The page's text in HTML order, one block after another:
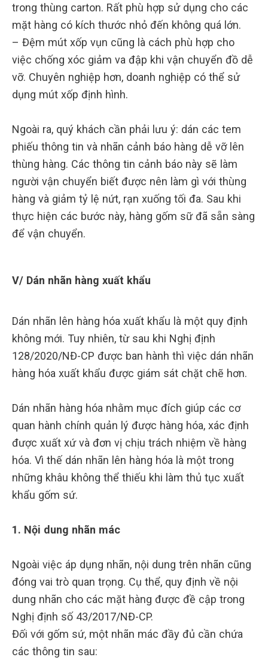
trong thùng carton. Rất phù hợp sử dụng cho các
mặt hàng có kích thước nhỏ đến không quá lớn.
– Đệm mút xốp vụn cũng là cách phù hợp cho
việc chống xóc giảm va đập khi vận chuyển đồ dễ
vỡ. Chuyên nghiệp hơn, doanh nghiệp có thể sử
dụng mút xốp định hình.
Ngoài ra, quý khách cần phải lưu ý: dán các tem
phiếu thông tin và nhãn cảnh báo hàng dễ vỡ lên
thùng hàng. Các thông tin cảnh báo này sẽ làm
người vận chuyển biết được nên làm gì với thùng
hàng và giảm tỷ lệ nứt, rạn xuống tối đa. Sau khi
thực hiện các bước này, hàng gốm sữ đã sẵn sàng
để vận chuyển.
V/ Dán nhãn hàng xuất khẩu
Dán nhãn lên hàng hóa xuất khẩu là một quy định
không mới. Tuy nhiên, từ sau khi Nghị định
128/2020/NĐ-CP được ban hành thì việc dán nhãn
hàng hóa xuất khẩu được giám sát chặt chẽ hơn.
Dán nhãn hàng hóa nhằm mục đích giúp các cơ
quan hành chính quản lý được hàng hóa, xác định
được xuất xứ và đơn vị chịu trách nhiệm về hàng
hóa. Vì thế dán nhãn lên hàng hóa là một trong
những khâu không thể thiếu khi làm thủ tục xuất
khẩu gốm sứ.
1. Nội dung nhãn mác
Ngoài việc áp dụng nhãn, nội dung trên nhãn cũng
đóng vai trò quan trọng. Cụ thể, quy định về nội
dung nhãn cho các mặt hàng được đề cập trong
Nghị định số 43/2017/NĐ-CP.
Đối với gốm sứ, một nhãn mác đầy đủ cần chứa
các thông tin sau: